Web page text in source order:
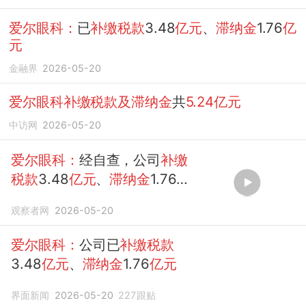
爱尔眼科： 已补缴税款3.48亿元、滞纳金1.76亿
元
金融界 2026-05-20
爱尔眼科补缴税款及滞纳金共5.24亿元
中访网 2026-05-20
爱尔眼科： 经自查，公司补缴
税款3.48亿元、滞纳金1.76亿
观察者网 2026-05-20
爱尔眼科： 公司已补缴税款
3.48亿元、 滞纳金1.76亿元
界面新闻 2026-05-20 227跟贴